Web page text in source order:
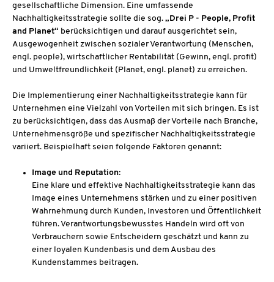
gesellschaftliche Dimension. Eine umfassende
Nachhaltigkeitsstrategie sollte die sog. „Drei P - People, Profit
and Planet“ berücksichtigen und darauf ausgerichtet sein,
Ausgewogenheit zwischen sozialer Verantwortung (Menschen,
engl. people), wirtschaftlicher Rentabilität (Gewinn, engl. profit)
und Umweltfreundlichkeit (Planet, engl. planet) zu erreichen.
Die Implementierung einer Nachhaltigkeitsstrategie kann für
Unternehmen eine Vielzahl von Vorteilen mit sich bringen. Es ist
zu berücksichtigen, dass das Ausmaß der Vorteile nach Branche,
Unternehmensgröße und spezifischer Nachhaltigkeitsstrategie
variiert. Beispielhaft seien folgende Faktoren genannt:
Image und Reputation:
Eine klare und effektive Nachhaltigkeitsstrategie kann das
Image eines Unternehmens stärken und zu einer positiven
Wahrnehmung durch Kunden, Investoren und Öffentlichkeit
führen. Verantwortungsbewusstes Handeln wird oft von
Verbrauchern sowie Entscheidern geschätzt und kann zu
einer loyalen Kundenbasis und dem Ausbau des
Kundenstammes beitragen.